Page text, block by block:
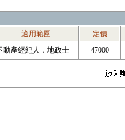
適用範圍 定價
動產經紀人．地政士 47000